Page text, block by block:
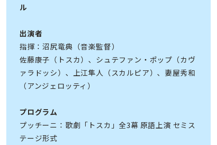
ル
出演者
指揮：沼尻竜典（音楽監督）
佐藤康子（トスカ）、シュテファン・ポップ（カヴ
ァラドッシ）、上江隼人（スカルピア）、妻屋秀和
（アンジェロッティ）
プログラム
プッチーニ：歌劇「トスカ」全3幕 原語上演 セミス
テージ形式